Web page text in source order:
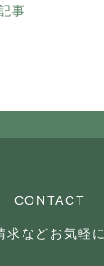
事
CONTACT
求などお気軽に